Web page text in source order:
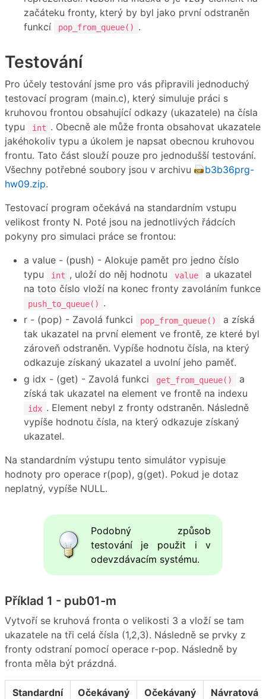
začáteku fronty, který by byl jako první odstraněn
funkcí
pop_from_queue() .
Testování
Pro účely testování jsme pro vás připravili jednoduchý
testovací program (main.c), který simuluje práci s
kruhovou frontou obsahující odkazy (ukazatele) na čísla
typu
int . Obecně ale může fronta obsahovat ukazatele
jakéhokoliv typu a úkolem je napsat obecnou kruhovou
frontu. Tato část slouží pouze pro jednodušší testování.
Všechny potřebné soubory jsou v archivu
b3b36prg-
hw09.zip.
Testovací program očekává na standardním vstupu
velikost fronty N. Poté jsou na jednotlivých řádcích
pokyny pro simulaci práce se frontou:
a value - (push) - Alokuje pamět pro jedno číslo
typu
int , uloží do něj hodnotu value
a ukazatel
na toto číslo vloží na konec fronty zavoláním funkce
push_to_queue()
.
r - (pop) - Zavolá funkci
pop_from_queue()
a získá
tak ukazatel na první element ve frontě, ze které byl
zároveň odstraněn. Vypíše hodnotu čísla, na který
odkazuje získaný ukazatel a uvolní jeho paměť.
g idx - (get) - Zavolá funkci
get_from_queue()
a
získá tak ukazatel na element ve frontě na indexu
idx . Element nebyl z fronty odstraněn. Následně
vypíše hodnotu čísla, na který odkazuje získaný
ukazatel.
Na standardním výstupu tento simulátor vypisuje
hodnoty pro operace r(pop), g(get). Pokud je dotaz
neplatný, vypíše NULL.
Podobný způsob
testování je použit i v
odevzdávacím systému.
Příklad 1 - pub01-m
Vytvoří se kruhová fronta o velikosti 3 a vloží se tam
ukazatele na tři celá čísla (1,2,3). Následně se prvky z
fronty odstraní pomocí operace r-pop. Následně by
fronta měla být prázdná.
Standardní
Očekávaný
Očekávaný
Návratová